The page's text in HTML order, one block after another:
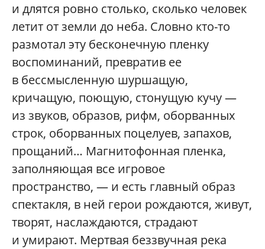
и длятся ровно столько, сколько человек
летит от земли до неба. Словно кто-то
размотал эту бесконечную пленку
воспоминаний, превратив ее
в бессмысленную шуршащую,
кричащую, поющую, стонущую кучу —
из звуков, образов, рифм, оборванных
строк, оборванных поцелуев, запахов,
прощаний… Магнитофонная пленка,
заполняющая все игровое
пространство, — и есть главный образ
спектакля, в ней герои рождаются, живут,
творят, наслаждаются, страдают
и умирают. Мертвая беззвучная река